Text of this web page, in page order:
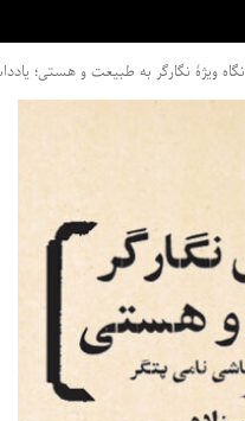
نگاه ویژۀ نگارگر به طبیعت و هستی؛